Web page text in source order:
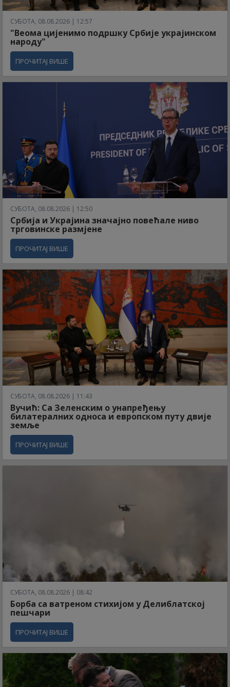
СУБОТА, 08.08.2026 | 12:57
"Веома цијенимо подршку Србије украјинском
народу"
ПРОЧИТАЈ ВИШЕ
СУБОТА, 08.08.2026 | 12:50
Србија и Украјина значајно повећале ниво
трговинске размјене
ПРОЧИТАЈ ВИШЕ
СУБОТА, 08.08.2026 | 11:43
Вучић: Са Зеленским о унапређењу
билатералних односа и европском путу двије
земље
ПРОЧИТАЈ ВИШЕ
СУБОТА, 08.08.2026 | 08:42
Борба са ватреном стихијом у Делиблатској
пешчари
ПРОЧИТАЈ ВИШЕ